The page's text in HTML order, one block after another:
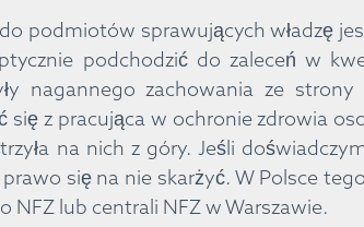
podmiotów sprawujących władzę
podchodzić do zaleceń w
nagannego zachowania ze
się z pracująca w ochronie zdrowia
na nich z góry. Jeśli
się na nie skarżyć. W Polsce
NFZ lub centrali NFZ w Warszawie.